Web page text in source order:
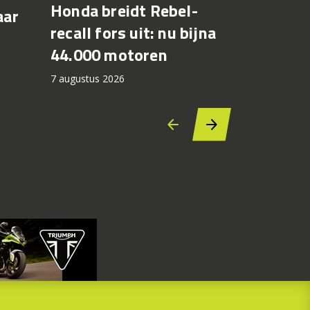
Honda breidt Rebel-
recall fors uit: nu bijna
44.000 motoren
7 augustus 2026